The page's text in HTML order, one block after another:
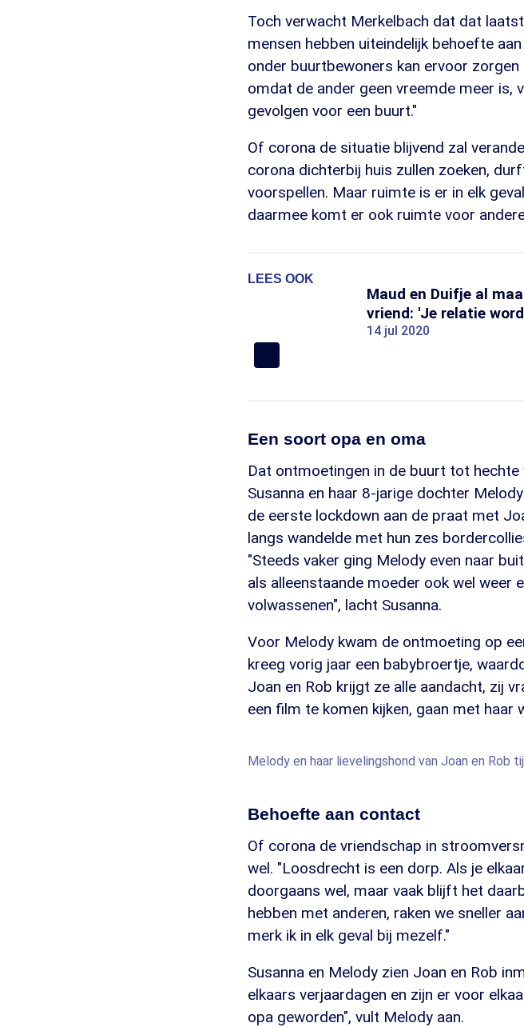
Toch verwacht Merkelbach dat dat
mensen hebben uiteindelijk behoefte
onder buurtbewoners kan ervoor
omdat de ander geen vreemde meer is,
gevolgen voor een buurt."
Of corona de situatie blijvend zal
corona dichterbij huis zullen zoeken,
voorspellen. Maar ruimte is er in elk
daarmee komt er ook ruimte voor
LEES OOK
Maud en Duifje al
vriend: 'Je relatie
14 jul 2020
Een soort opa en oma
Dat ontmoetingen in de buurt tot
Susanna en haar 8-jarige dochter
de eerste lockdown aan de praat met
langs wandelde met hun zes
"Steeds vaker ging Melody even naar
als alleenstaande moeder ook wel weer
volwassenen", lacht Susanna.
Voor Melody kwam de ontmoeting op
kreeg vorig jaar een babybroertje,
Joan en Rob krijgt ze alle aandacht, zij
een film te komen kijken, gaan met haar
Melody en haar lievelingshond van Joan en Rob
Behoefte aan contact
Of corona de vriendschap in
wel. "Loosdrecht is een dorp. Als je
doorgaans wel, maar vaak blijft het
hebben met anderen, raken we sneller
merk ik in elk geval bij mezelf."
Susanna en Melody zien Joan en Rob
elkaars verjaardagen en zijn er voor
opa geworden", vult Melody aan.